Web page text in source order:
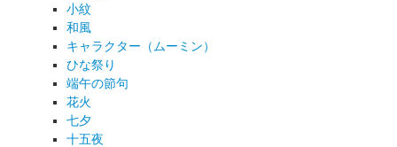
小紋
和風
キャラクター（ムーミン）
ひな祭り
端午の節句
花火
七夕
十五夜